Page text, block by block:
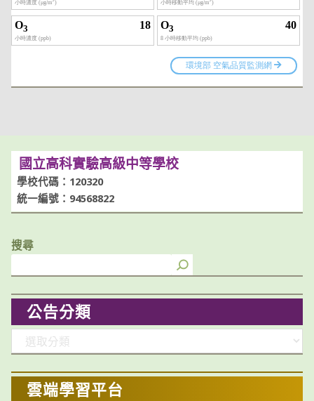
國立高科實驗高級中等學校
學校代碼：120320
統一編號：94568822
搜尋
公告分類
類
雲端學習平台